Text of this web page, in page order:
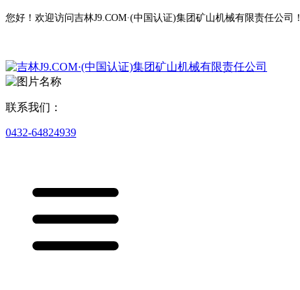
您好！欢迎访问吉林J9.COM·(中国认证)集团矿山机械有限责任公司！
联系我们：
0432-64824939